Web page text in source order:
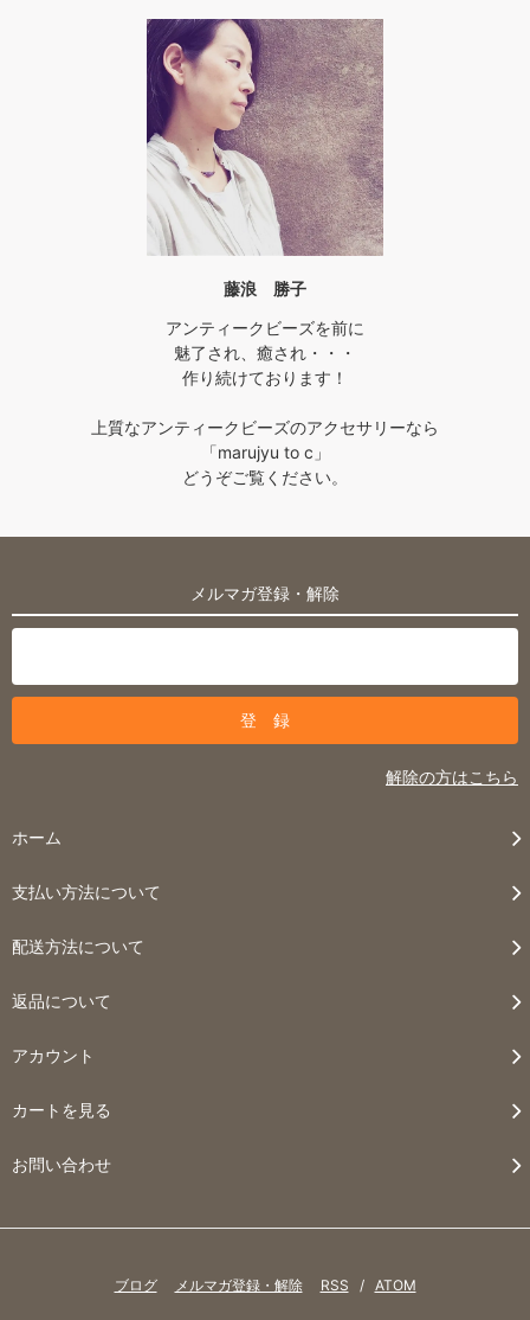
藤浪 勝子
アンティークビーズを前に
魅了され、癒され・・・
作り続けております！
上質なアンティークビーズのアクセサリーなら
「marujyu to c」
どうぞご覧ください。
メルマガ登録・解除
解除の方はこちら
ホーム
支払い方法について
配送方法について
返品について
アカウント
カートを見る
お問い合わせ
ブログ メルマガ登録・解除 RSS / ATOM